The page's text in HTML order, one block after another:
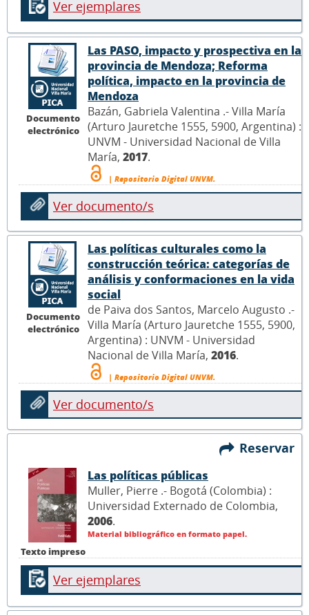
Ver ejemplares
Documento
electrónico
Las PASO, impacto y prospectiva en la
provincia de Mendoza; Reforma
política, impacto en la provincia de
Mendoza
Bazán, Gabriela Valentina .- Villa María
(Arturo Jauretche 1555, 5900, Argentina) :
UNVM - Universidad Nacional de Villa
María, 2017.
| Repositorio Digital UNVM.
Ver documento/s
Documento
electrónico
Las políticas culturales como la
construcción teórica: categorías de
análisis y conformaciones en la vida
social
de Paiva dos Santos, Marcelo Augusto .-
Villa María (Arturo Jauretche 1555, 5900,
Argentina) : UNVM - Universidad
Nacional de Villa María, 2016.
| Repositorio Digital UNVM.
Ver documento/s
Reservar
Texto impreso
Las políticas públicas
Muller, Pierre .- Bogotá (Colombia) :
Universidad Externado de Colombia,
2006.
Material bibliográfico en formato papel.
Ver ejemplares